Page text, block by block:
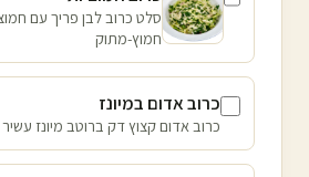
סלט כרוב לבן פריך עם
חמוץ-מתוק
כרוב אדום במיונז
כרוב אדום קצוץ דק ברוטב מיונז עשיר